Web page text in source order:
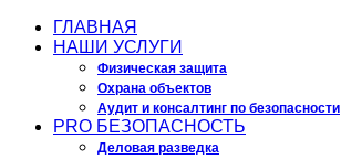
ГЛАВНАЯ
НАШИ УСЛУГИ
Физическая защита
Охрана объектов
Аудит и консалтинг по безопасности
PRO БЕЗОПАСНОСТЬ
Деловая разведка